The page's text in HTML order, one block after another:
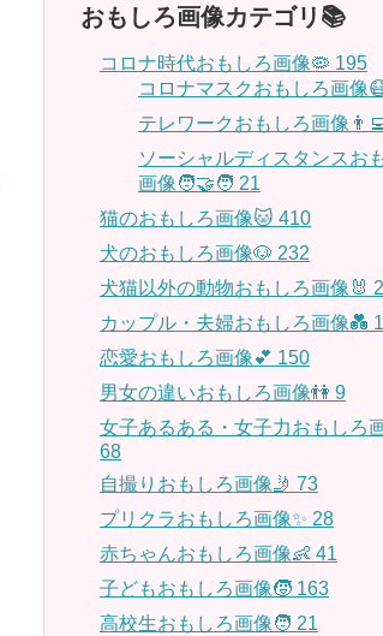
おもしろ画像カテゴリ📚
コロナ時代おもしろ画像🦠 195
コロナマスクおもしろ画像
テレワークおもしろ画像
ソーシャルディスタンスお
画像🧑‍🤝‍🧑 21
猫のおもしろ画像🐱 410
犬のおもしろ画像🐶 232
犬猫以外の動物おもしろ画像🐰
カップル・夫婦おもしろ画像💑
恋愛おもしろ画像💕 150
男女の違いおもしろ画像👫 9
女子あるある・女子力おもしろ
68
自撮りおもしろ画像🤳 73
プリクラおもしろ画像✨ 28
赤ちゃんおもしろ画像👶 41
子どもおもしろ画像🧒 163
高校生おもしろ画像🧑 21